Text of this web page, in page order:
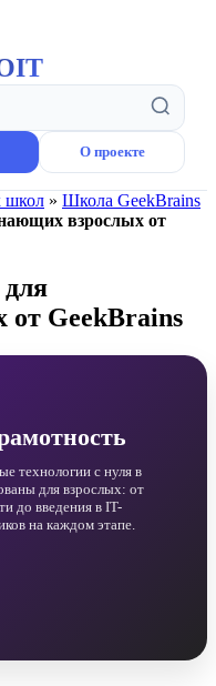
О проекте
школ » Школа GeekBrains
взрослых от
GeekBrains
технологии с нуля в
для взрослых: от
до введения в IT-
на каждом этапе.